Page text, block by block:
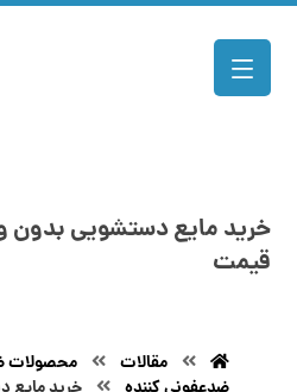
خرید مایع دستشویی بدون
قیمت
مقالات محصولات